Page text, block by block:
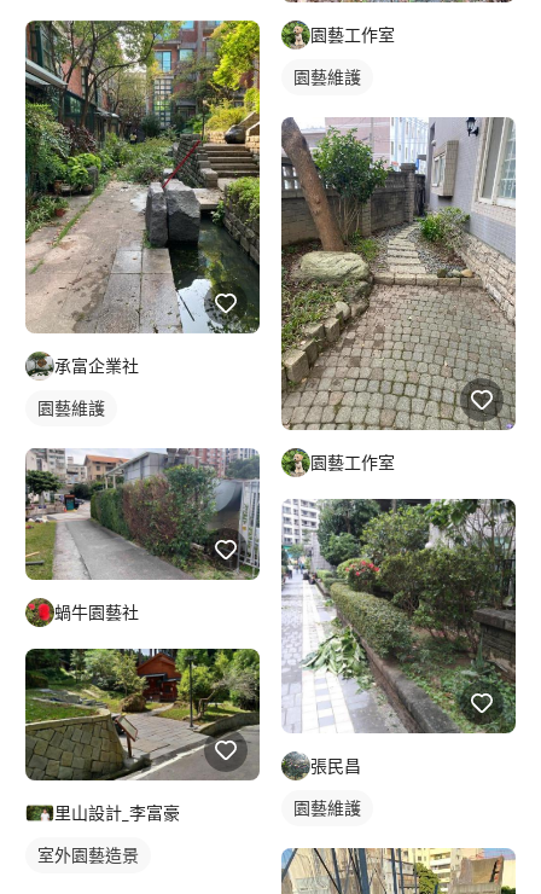
承富企業社
園藝維護
蝸牛園藝社
里山設計_李富豪
室外園藝造景
園藝工作室
園藝維護
園藝工作室
張民昌
園藝維護